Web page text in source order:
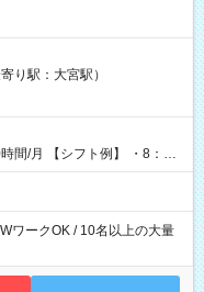
に現金GET♪ お仕事後はコ
【試用期間】試
り駅：大宮駅）
・8：00
ワークOK / 10名以上の大量